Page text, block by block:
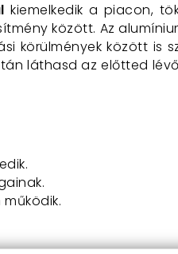
kiemelkedik a piacon,
között. Az
között is
láthasd az előtted